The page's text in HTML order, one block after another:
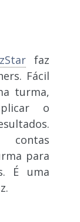
faz
Fácil
turma,
o
contas
para
É uma